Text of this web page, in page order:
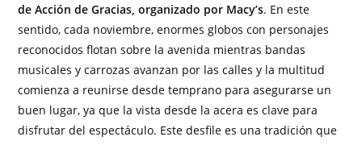
de Acción de Gracias, organizado por Macy’s. En este
sentido, cada noviembre, enormes globos con personajes
reconocidos flotan sobre la avenida mientras bandas
musicales y carrozas avanzan por las calles y la multitud
comienza a reunirse desde temprano para asegurarse un
buen lugar, ya que la vista desde la acera es clave para
disfrutar del espectáculo. Este desfile es una tradición que